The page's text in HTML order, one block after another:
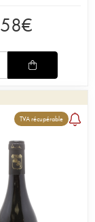
58€
TVA récupérable